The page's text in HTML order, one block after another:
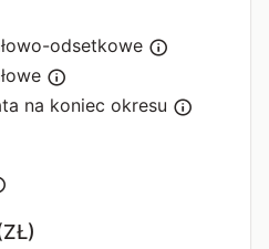
odsetkowe
na koniec okresu